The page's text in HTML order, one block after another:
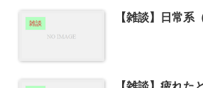
雑談 【雑談】日常系